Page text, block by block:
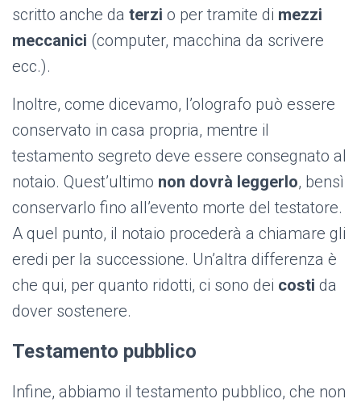
scritto anche da terzi o per tramite di mezzi
meccanici (computer, macchina da scrivere
ecc.).
Inoltre, come dicevamo, l’olografo può essere
conservato in casa propria, mentre il
testamento segreto deve essere consegnato al
notaio. Quest’ultimo non dovrà leggerlo, bensì
conservarlo fino all’evento morte del testatore.
A quel punto, il notaio procederà a chiamare gli
eredi per la successione. Un’altra differenza è
che qui, per quanto ridotti, ci sono dei costi da
dover sostenere.
Testamento pubblico
Infine, abbiamo il testamento pubblico, che non